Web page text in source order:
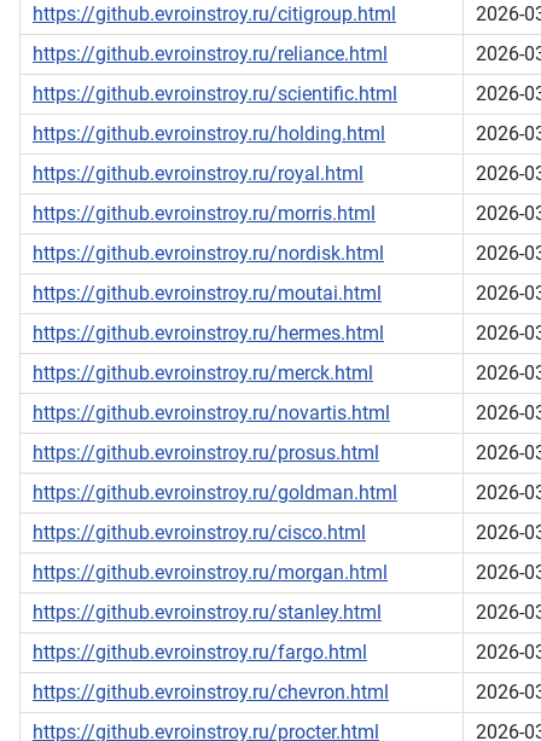
https://github.evroinstroy.ru/citigroup.html
2026-
https://github.evroinstroy.ru/reliance.html
2026-
https://github.evroinstroy.ru/scientific.html
2026-
https://github.evroinstroy.ru/holding.html
2026-
https://github.evroinstroy.ru/royal.html
2026-
https://github.evroinstroy.ru/morris.html
2026-
https://github.evroinstroy.ru/nordisk.html
2026-
https://github.evroinstroy.ru/moutai.html
2026-
https://github.evroinstroy.ru/hermes.html
2026-
https://github.evroinstroy.ru/merck.html
2026-
https://github.evroinstroy.ru/novartis.html
2026-
https://github.evroinstroy.ru/prosus.html
2026-
https://github.evroinstroy.ru/goldman.html
2026-
https://github.evroinstroy.ru/cisco.html
2026-
https://github.evroinstroy.ru/morgan.html
2026-
https://github.evroinstroy.ru/stanley.html
2026-
https://github.evroinstroy.ru/fargo.html
2026-
https://github.evroinstroy.ru/chevron.html
2026-
https://github.evroinstroy.ru/procter.html
2026-